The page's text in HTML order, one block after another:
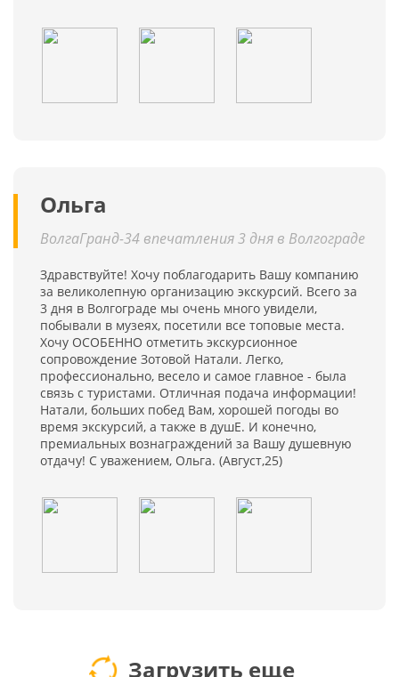
Ольга
ВолгаГранд-34 впечатления 3 дня в Волгограде
Здравствуйте! Хочу поблагодарить Вашу компанию
за великолепную организацию экскурсий. Всего за
3 дня в Волгограде мы очень много увидели,
побывали в музеях, посетили все топовые места.
Хочу ОСОБЕННО отметить экскурсионное
сопровождение Зотовой Натали. Легко,
профессионально, весело и самое главное - была
связь с туристами. Отличная подача информации!
Натали, больших побед Вам, хорошей погоды во
время экскурсий, а также в душЕ. И конечно,
премиальных вознаграждений за Вашу душевную
отдачу! С уважением, Ольга. (Август,25)
Загрузить еще